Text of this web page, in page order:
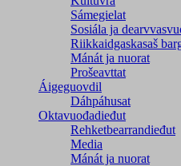
Sámegielat
Sosiála ja
Riikkaidgaskasaš
Mánát ja nuorat
Prošeavttat
Áigeguovdil
Dáhpáhusat
Oktavuođadieđut
Rehketbearrandieđut
Media
Mánát ja nuorat